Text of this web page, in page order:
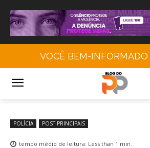
VOCÊ BEM-INFORMADO
POLÍCIA POST PRINCIPAIS
tempo médio de leitura: Less than 1 min.